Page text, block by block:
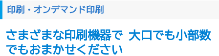
ュ
ー
印刷・オンデマンド印刷
さまざまな印刷機器で 大口でも小部数
でもおまかせください